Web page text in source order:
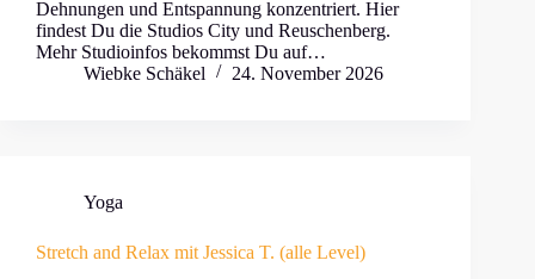
Dehnungen und Entspannung konzentriert. Hier
findest Du die Studios City und Reuschenberg.
Mehr Studioinfos bekommst Du auf…
Wiebke Schäkel
24. November 2026
Yoga
Stretch and Relax mit Jessica T. (alle Level)